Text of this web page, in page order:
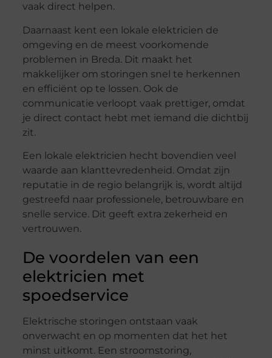
vaak direct helpen.
Daarnaast kent een lokale elektricien de
omgeving en de meest voorkomende
problemen in Breda. Dit maakt het
makkelijker om storingen snel te herkennen
en efficiënt op te lossen. Ook de
communicatie verloopt vaak prettiger, omdat
je direct contact hebt met iemand die dichtbij
zit.
Een lokale elektricien hecht bovendien veel
waarde aan klanttevredenheid. Omdat zijn
reputatie in de regio belangrijk is, wordt altijd
gestreefd naar professionele, betrouwbare en
snelle service. Dit geeft extra zekerheid en
vertrouwen.
De voordelen van een
elektricien met
spoedservice
Elektrische storingen ontstaan vaak
onverwacht en op momenten dat het het
minst uitkomt. Een stroomstoring,